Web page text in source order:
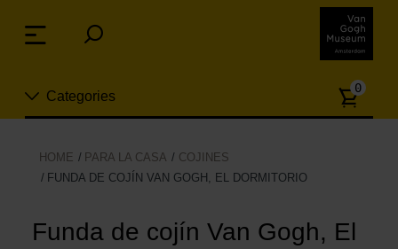
links
Jump
content
navigation
Categories
Nuevo
0
Funda de cojín Van Gogh, El
HOME PARA LA CASA
COJINES
FUNDA DE COJÍN VAN GOGH, EL DORMITORIO
Funda de cojín Van Gogh, El
Menu